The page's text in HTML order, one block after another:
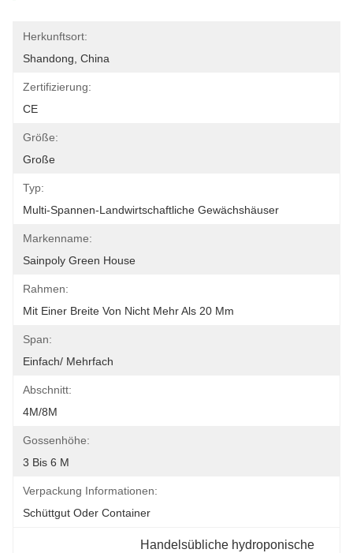
Herkunftsort:
Shandong, China
Zertifizierung:
CE
Größe:
Große
Typ:
Multi-Spannen-Landwirtschaftliche Gewächshäuser
Markenname:
Sainpoly Green House
Rahmen:
Mit Einer Breite Von Nicht Mehr Als 20 Mm
Span:
Einfach/ Mehrfach
Abschnitt:
4M/8M
Gossenhöhe:
3 Bis 6 M
Verpackung Informationen:
Schüttgut Oder Container
Handelsübliche hydroponische